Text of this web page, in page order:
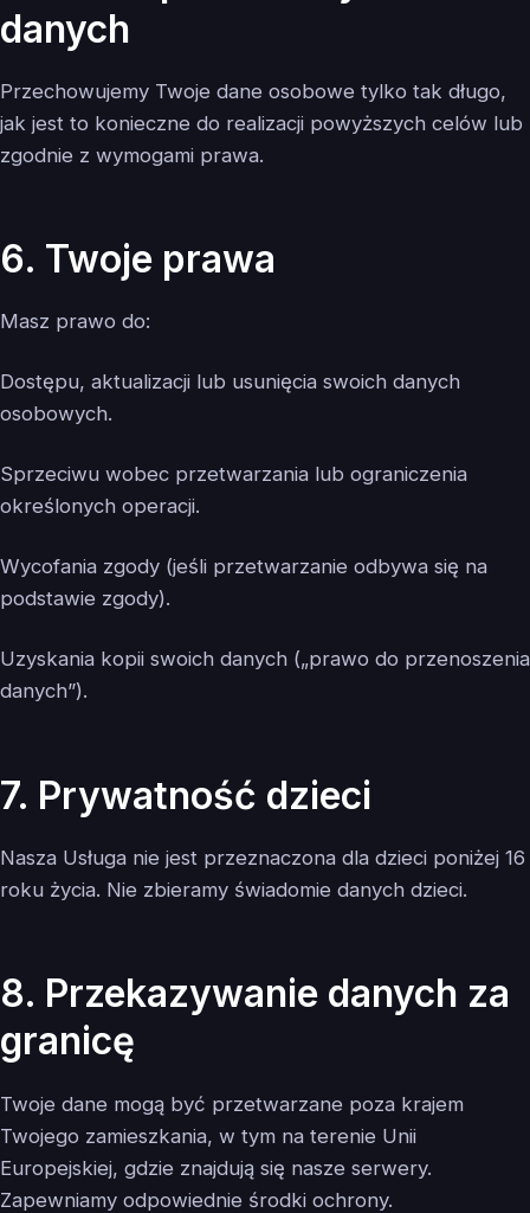
danych
Przechowujemy Twoje dane osobowe tylko tak długo,
jak jest to konieczne do realizacji powyższych celów lub
zgodnie z wymogami prawa.
6. Twoje prawa
Masz prawo do:
Dostępu, aktualizacji lub usunięcia swoich danych
osobowych.
Sprzeciwu wobec przetwarzania lub ograniczenia
określonych operacji.
Wycofania zgody (jeśli przetwarzanie odbywa się na
podstawie zgody).
Uzyskania kopii swoich danych („prawo do przenoszenia
danych”).
7. Prywatność dzieci
Nasza Usługa nie jest przeznaczona dla dzieci poniżej 16
roku życia. Nie zbieramy świadomie danych dzieci.
8. Przekazywanie danych za
granicę
Twoje dane mogą być przetwarzane poza krajem
Twojego zamieszkania, w tym na terenie Unii
Europejskiej, gdzie znajdują się nasze serwery.
Zapewniamy odpowiednie środki ochrony.